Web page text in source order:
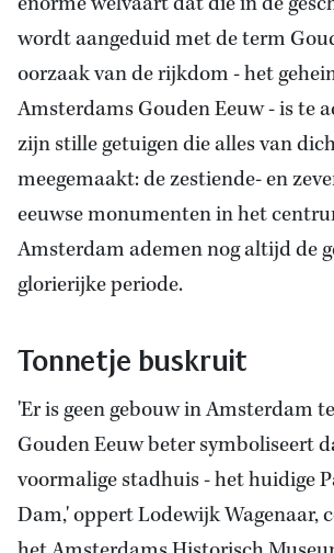
wordt aangeduid met de term
oorzaak van de rijkdom - het
Amsterdams Gouden Eeuw - is te
zijn stille getuigen die alles van
meegemaakt: de zestiende- en
eeuwse monumenten in het
Amsterdam ademen nog altijd de
glorierijke periode.
Tonnetje buskruit
'Er is geen gebouw in Amsterdam
Gouden Eeuw beter symboliseert
voormalige stadhuis - het huidige
Dam,' oppert Lodewijk Wagenaar,